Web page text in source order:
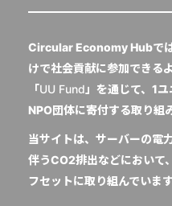
Circular Economy Hubで
けで社会貢献に参加できる
「UU Fund 」を通じて、1
NPO団体に寄付する取り組
当サイトは、サーバーの電
伴うCO2排出などにおいて
フセットに取り組んでいま